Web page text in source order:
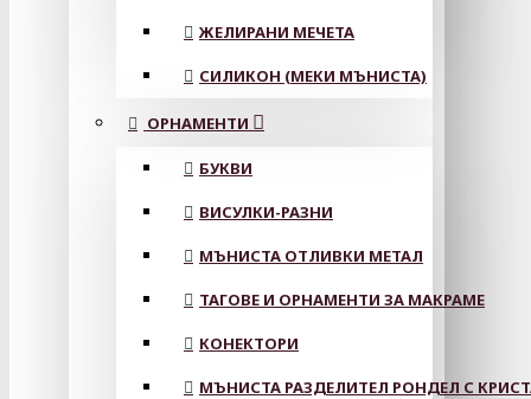
ЖЕЛИРАНИ МЕЧЕТА
СИЛИКОН (МЕКИ МЪНИСТА)
ОРНАМЕНТИ
БУКВИ
ВИСУЛКИ-РАЗНИ
МЪНИСТА ОТЛИВКИ МЕТАЛ
ТАГОВЕ И ОРНАМЕНТИ ЗА МАКРАМЕ
КОНЕКТОРИ
МЪНИСТА РАЗДЕЛИТЕЛ РОНДЕЛ С